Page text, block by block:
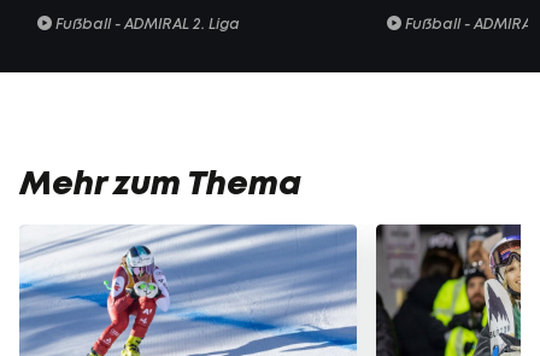
Fußball - ADMIRAL 2. Liga Fußball -
Mehr zum Thema